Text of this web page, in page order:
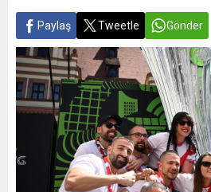
Paylaş Tweetle Gönder